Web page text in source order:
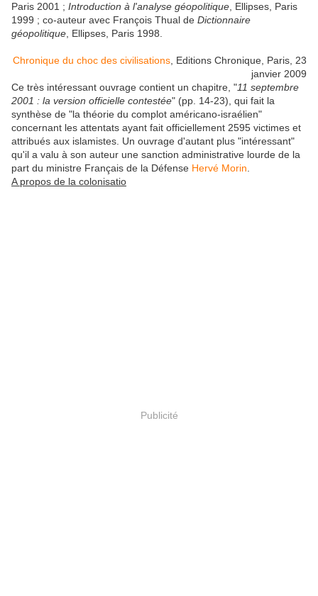
Paris 2001 ; Introduction à l'analyse géopolitique , Ellipses, Paris
1999 ; co-auteur avec François Thual de Dictionnaire
géopolitique , Ellipses, Paris 1998.
Chronique du choc des civilisations , Editions Chronique, Paris, 23
janvier 2009
Ce très intéressant ouvrage contient un chapitre, "11 septembre
2001 : la version officielle contestée" (pp. 14-23), qui fait la
synthèse de "la théorie du complot américano-israélien"
concernant les attentats ayant fait officiellement 2595 victimes et
attribués aux islamistes. Un ouvrage d'autant plus "intéressant"
qu'il a valu à son auteur une sanction administrative lourde de la
part du ministre Français de la Défense Hervé Morin
A propos de la colonisatio
Publicité